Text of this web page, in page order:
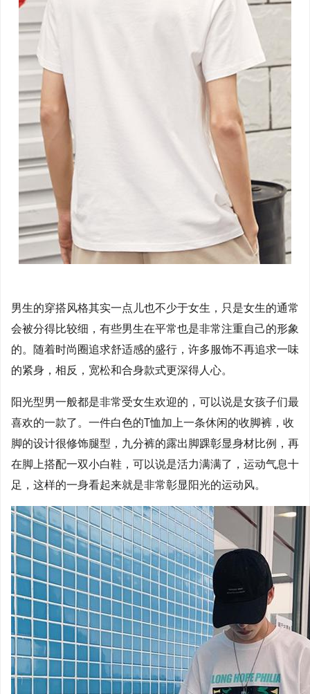
男生的穿搭风格其实一点儿也不少于女生，只是女生的通常
会被分得比较细，有些男生在平常也是非常注重自己的形象
的。随着时尚圈追求舒适感的盛行，许多服饰不再追求一味
的紧身，相反，宽松和合身款式更深得人心。
阳光型男一般都是非常受女生欢迎的，可以说是女孩子们最
喜欢的一款了。一件白色的T恤加上一条休闲的收脚裤，收
脚的设计很修饰腿型，九分裤的露出脚踝彰显身材比例，再
在脚上搭配一双小白鞋，可以说是活力满满了，运动气息十
足，这样的一身看起来就是非常彰显阳光的运动风。